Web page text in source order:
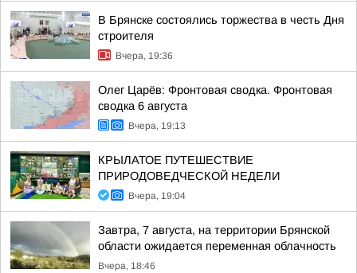
В Брянске состоялись торжества в честь Дня
строителя
Вчера, 19:36
Олег Царёв: Фронтовая сводка. Фронтовая
сводка 6 августа
Вчера, 19:13
КРЫЛАТОЕ ПУТЕШЕСТВИЕ
ПРИРОДОВЕДЧЕСКОЙ НЕДЕЛИ
Вчера, 19:04
Завтра, 7 августа, на территории Брянской
области ожидается переменная облачность
Вчера, 18:46